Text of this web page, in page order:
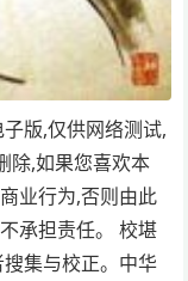
版,仅供网络测试,
除,如果您喜欢本
业行为,否则由此
承担责任。 校堪
集与校正。中华